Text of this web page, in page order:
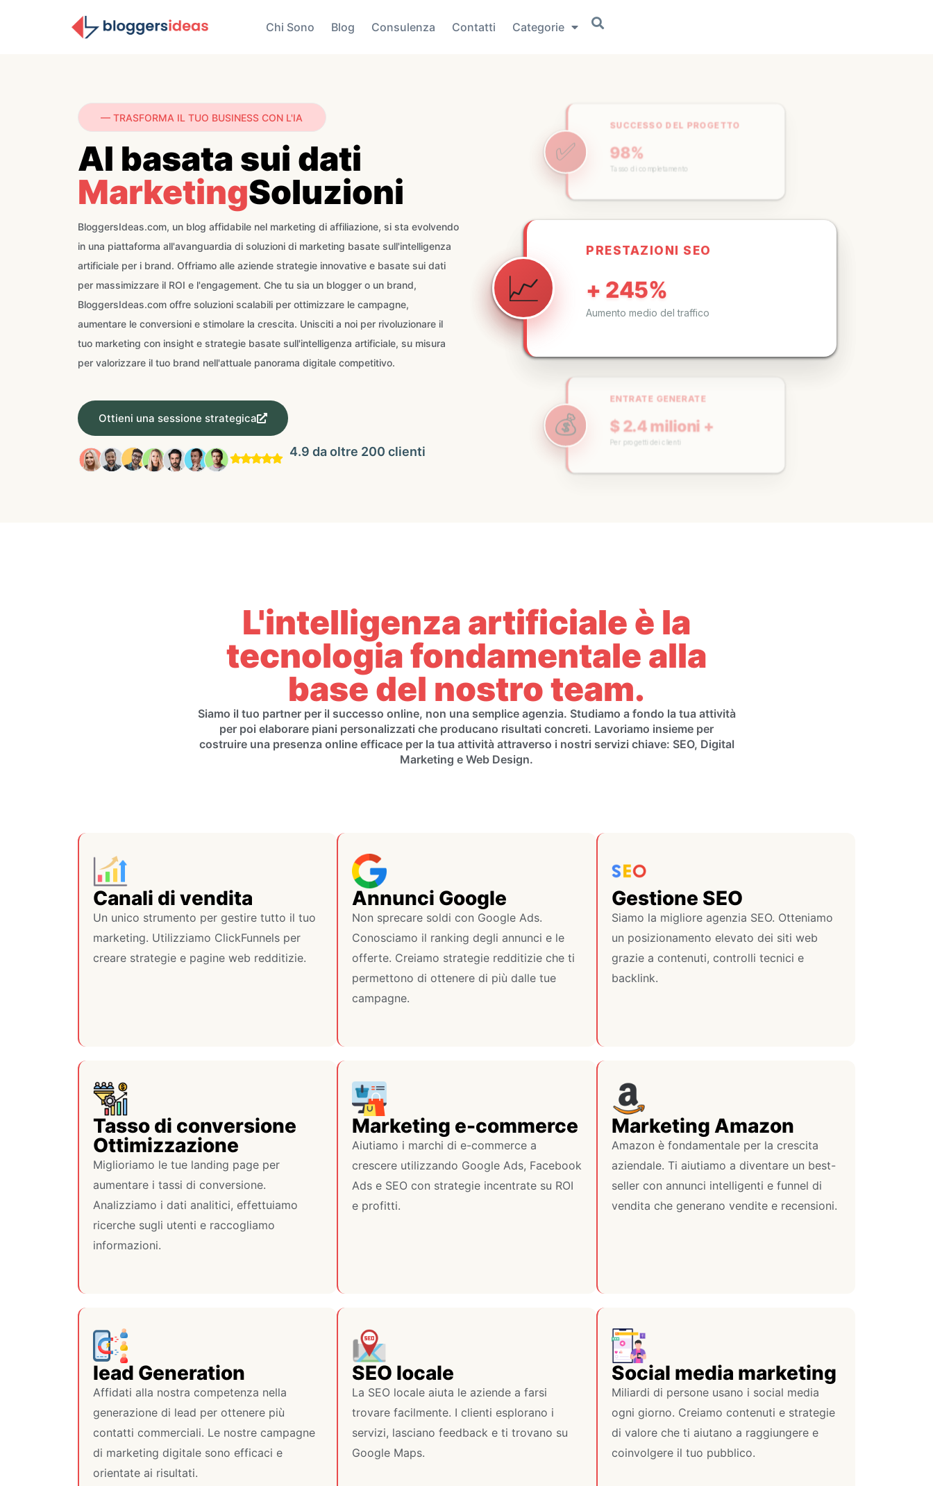
Chi Sono Blog Consulenza Contatti Categorie
— TRASFORMA IL TUO BUSINESS CON L'IA
AI basata sui dati
MarketingSoluzioni
BloggersIdeas.com, un blog affidabile nel marketing di affiliazione, si sta evolvendo
in una piattaforma all'avanguardia di soluzioni di marketing basate sull'intelligenza
artificiale per i brand. Offriamo alle aziende strategie innovative e basate sui dati
per massimizzare il ROI e l'engagement. Che tu sia un blogger o un brand,
BloggersIdeas.com offre soluzioni scalabili per ottimizzare le campagne,
aumentare le conversioni e stimolare la crescita. Unisciti a noi per rivoluzionare il
tuo marketing con insight e strategie basate sull'intelligenza artificiale, su misura
per valorizzare il tuo brand nell'attuale panorama digitale competitivo.
Ottieni una sessione strategica
4.9 da oltre 200 clienti
✅
SUCCESSO DEL PROGETTO
98%
Tasso di completamento
📈 + 245%
Per progetti dei clienti
🚀
CAMPAGNE ATTIVE
150+
Attualmente gestisce
L'intelligenza artificiale è la
tecnologia fondamentale alla
base del nostro team.
Siamo il tuo partner per il successo online, non una semplice agenzia. Studiamo a fondo la tua attività
per poi elaborare piani personalizzati che producano risultati concreti. Lavoriamo insieme per
costruire una presenza online efficace per la tua attività attraverso i nostri servizi chiave: SEO, Digital
Marketing e Web Design.
Canali di vendita
Un unico strumento per gestire tutto il tuo
marketing. Utilizziamo ClickFunnels per
creare strategie e pagine web redditizie.
Annunci Google
Non sprecare soldi con Google Ads.
Conosciamo il ranking degli annunci e le
offerte. Creiamo strategie redditizie che ti
permettono di ottenere di più dalle tue
campagne.
Gestione SEO
Siamo la migliore agenzia SEO. Otteniamo
un posizionamento elevato dei siti web
grazie a contenuti, controlli tecnici e
backlink.
Tasso di conversione
Ottimizzazione
Miglioriamo le tue landing page per
aumentare i tassi di conversione.
Analizziamo i dati analitici, effettuiamo
ricerche sugli utenti e raccogliamo
informazioni.
Marketing e-commerce
Aiutiamo i marchi di e-commerce a
crescere utilizzando Google Ads, Facebook
Ads e SEO con strategie incentrate su ROI
e profitti.
Marketing Amazon
Amazon è fondamentale per la crescita
aziendale. Ti aiutiamo a diventare un best-
seller con annunci intelligenti e funnel di
vendita che generano vendite e recensioni.
lead Generation
Affidati alla nostra competenza nella
generazione di lead per ottenere più
contatti commerciali. Le nostre campagne
di marketing digitale sono efficaci e
orientate ai risultati.
SEO locale
La SEO locale aiuta le aziende a farsi
trovare facilmente. I clienti esplorano i
servizi, lasciano feedback e ti trovano su
Google Maps.
Social media marketing
Miliardi di persone usano i social media
ogni giorno. Creiamo contenuti e strategie
di valore che ti aiutano a raggiungere e
coinvolgere il tuo pubblico.